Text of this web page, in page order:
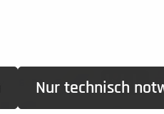
Nur technisch